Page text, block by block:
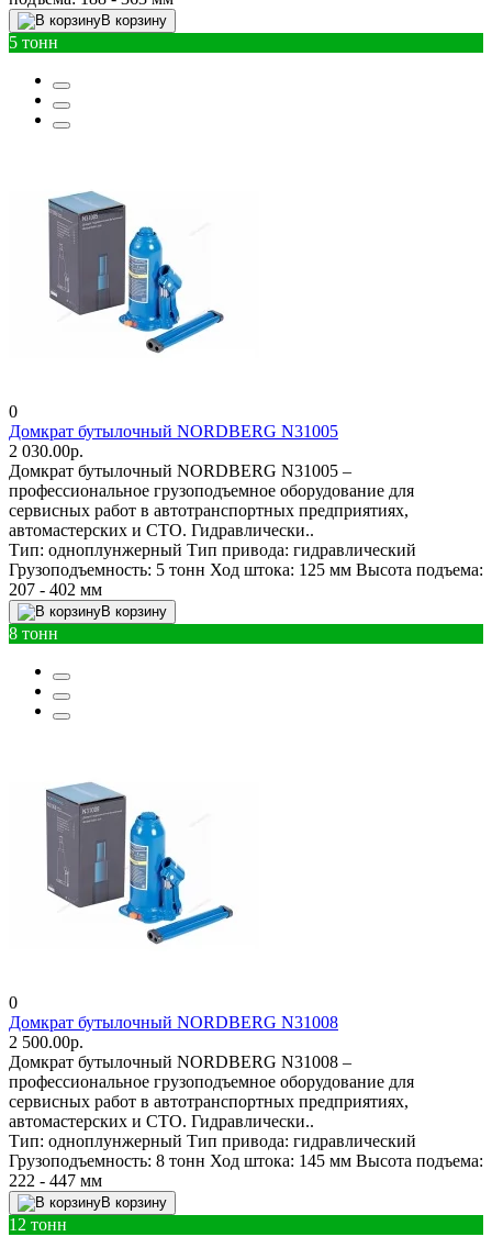
В корзину
5 тонн
0
Домкрат бутылочный NORDBERG N31005
2 030.00р.
Домкрат бутылочный NORDBERG N31005 –
профессиональное грузоподъемное оборудование для
сервисных работ в автотранспортных предприятиях,
автомастерских и СТО. Гидравлически..
Тип: одноплунжерный Тип привода: гидравлический
Грузоподъемность: 5 тонн Ход штока: 125 мм Высота подъема:
207 - 402 мм
В корзину
8 тонн
0
Домкрат бутылочный NORDBERG N31008
2 500.00р.
Домкрат бутылочный NORDBERG N31008 –
профессиональное грузоподъемное оборудование для
сервисных работ в автотранспортных предприятиях,
автомастерских и СТО. Гидравлически..
Тип: одноплунжерный Тип привода: гидравлический
Грузоподъемность: 8 тонн Ход штока: 145 мм Высота подъема:
222 - 447 мм
В корзину
12 тонн